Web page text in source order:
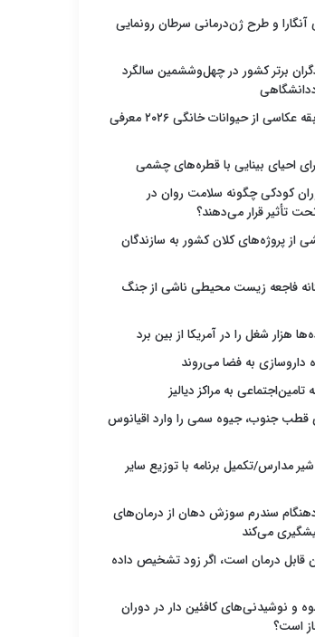
و طرح ژن‌درمانی سرطان رونمایی
برتر کشور در چهل‌وششمین سالگرد
برندگان مسابقه عکاسی از حیوانات خانگی ۲۰۲۶ معرفی
احیای بینایی با قطره‌های چشمی
کودکی چگونه سلامت روان در
تأثیر قرار می‌دهند؟
از پروژه‌های کلان کشور به سازندگان
فاجعه زیست محیطی ناشی از جنگ
هزار شغل را در آمریکا از بین برد
جنوب، جیوه سمی را وارد اقیانوس
شیر مدارس/تکمیل برنامه با توزیع سایر
سندرم سوزش دهان از درمان‌های
می‌کند
قابل درمان است، اگر زود تشخیص داده
و نوشیدنی‌های کافئین دار در دوران
است؟